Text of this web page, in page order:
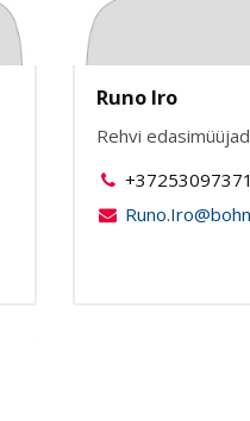
Runo Iro
Rehvi edasimüüjad
+37253097371